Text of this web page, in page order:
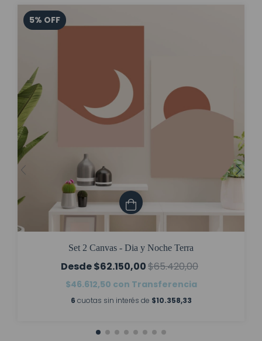
5% OFF
Set 2 Canvas - Dia y Noche Terra
$62.150,00$65.420,00
$46.612,50 con Transferencia
6 cuotas sin interés de $10.358,33